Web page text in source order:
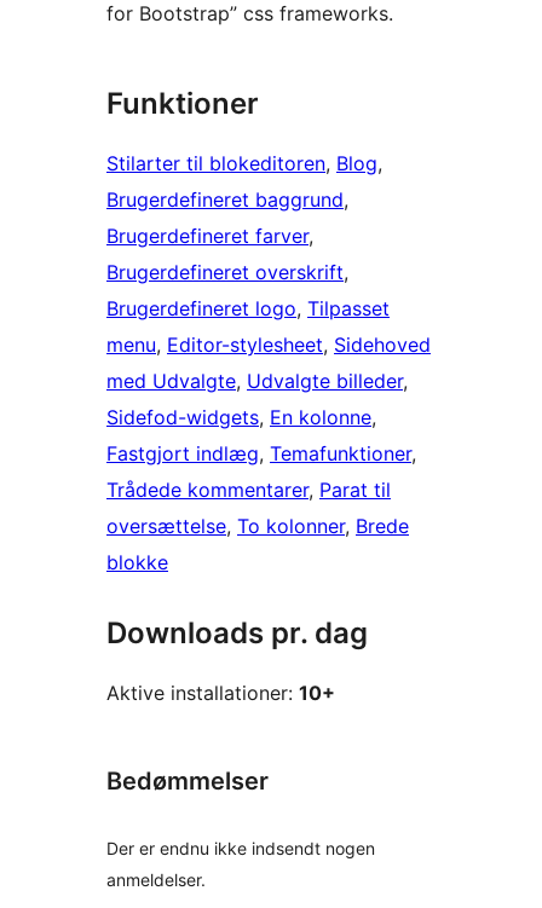
for Bootstrap” css frameworks.
Funktioner
Stilarter til blokeditoren, Blog
Brugerdefineret baggrund
Brugerdefineret farver
Brugerdefineret overskrift
Brugerdefineret logo, Tilpasset
menu, Editor-stylesheet, Sidehoved
med Udvalgte, Udvalgte billeder
Sidefod-widgets, En kolonne
Fastgjort indlæg, Temafunktioner
Trådede kommentarer, Parat til
oversættelse, To kolonner, Brede
blokke
Downloads pr. dag
Aktive installationer: 10+
Bedømmelser
Der er endnu ikke indsendt nogen
anmeldelser.